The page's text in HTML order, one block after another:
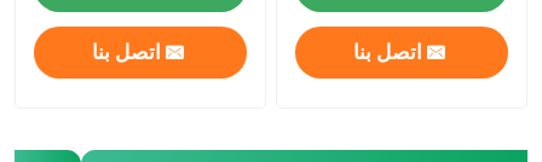
حول بنا اتصل بنا اتصل بنا